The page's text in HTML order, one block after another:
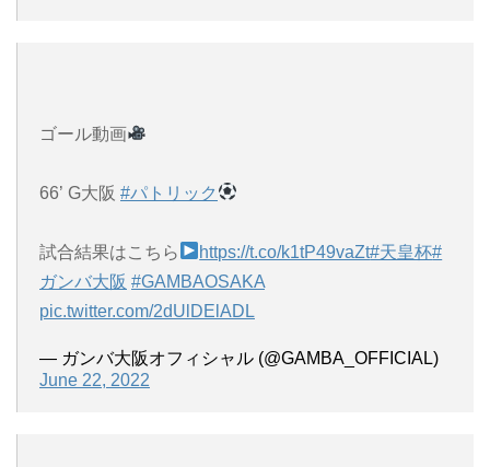
ゴール動画
66’ G大阪 #パトリック
試合結果はこちら https://t.co/k1tP49vaZt#天皇杯#
ガンバ大阪 #GAMBAOSAKA
pic.twitter.com/2dUlDElADL
— ガンバ大阪オフィシャル (@GAMBA_OFFICIAL)
June 22, 2022